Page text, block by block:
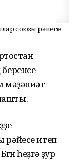
союзы рәйесе
мәҙәниәт
итеп
һеҙгә ҙур